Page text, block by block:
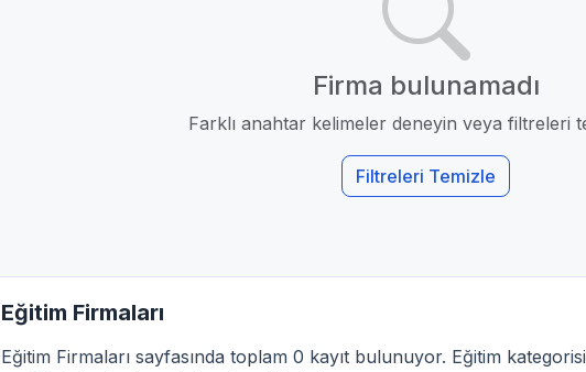
Firma bulunamadı
Farklı anahtar kelimeler deneyin veya filtreleri
Filtreleri Temizle
Eğitim Firmaları
Eğitim Firmaları sayfasında toplam 0 kayıt bulunuyor. Eğitim